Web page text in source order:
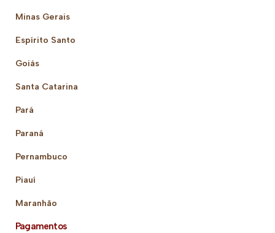
Minas Gerais
Espírito Santo
Goiás
Santa Catarina
Pará
Paraná
Pernambuco
Piauí
Maranhão
Pagamentos